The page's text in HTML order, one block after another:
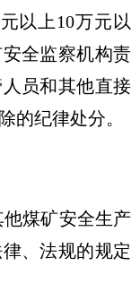
以上10万元以
全监察机构责
员和其他直接
的纪律处分。
煤矿安全生产
、法规的规定